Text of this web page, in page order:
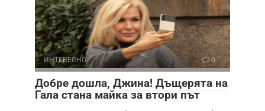
ИНТЕРЕСНО 0
Добре дошла, Джина! Дъщерята на
Гала стана майка за втори път